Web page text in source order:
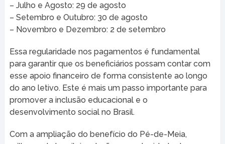
– Julho e Agosto: 29 de agosto
– Setembro e Outubro: 30 de agosto
– Novembro e Dezembro: 2 de setembro
Essa regularidade nos pagamentos é fundamental
para garantir que os beneficiários possam contar com
esse apoio financeiro de forma consistente ao longo
do ano letivo. Este é mais um passo importante para
promover a inclusão educacional e o
desenvolvimento social no Brasil.
Com a ampliação do benefício do Pé-de-Meia,